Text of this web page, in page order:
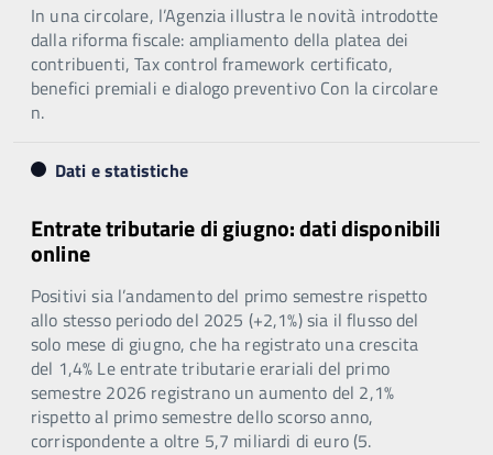
In una circolare, l’Agenzia illustra le novità introdotte
dalla riforma fiscale: ampliamento della platea dei
contribuenti, Tax control framework certificato,
benefici premiali e dialogo preventivo Con la circolare
n.
Dati e statistiche
Entrate tributarie di giugno: dati disponibili
online
Positivi sia l’andamento del primo semestre rispetto
allo stesso periodo del 2025 (+2,1%) sia il flusso del
solo mese di giugno, che ha registrato una crescita
del 1,4% Le entrate tributarie erariali del primo
semestre 2026 registrano un aumento del 2,1%
rispetto al primo semestre dello scorso anno,
corrispondente a oltre 5,7 miliardi di euro (5.